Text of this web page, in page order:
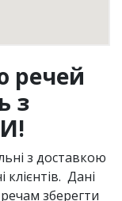
речей
з
з доставкою
Дані
зберегти